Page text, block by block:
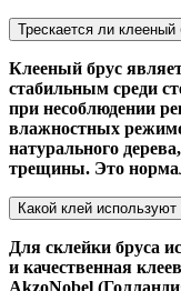
Трескается ли клееный
Клееный брус
стабильным среди
при несоблюдении
влажностных
натурального
трещины. Это
Какой клей
Для склейки бруса
и качественная
AkzoNobel